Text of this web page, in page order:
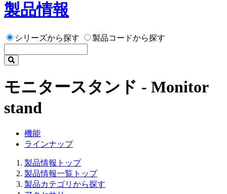
製品情報
シリーズから探す 製品コードから探す
モニタースタンド - Monitor
stand
機能
ラインナップ
製品情報トップ
製品情報一覧トップ
製品カテゴリから探す